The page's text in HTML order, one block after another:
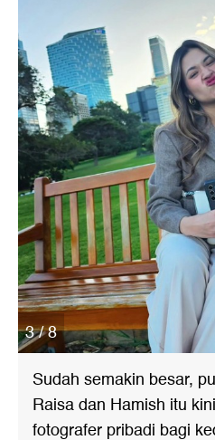
3 / 8
Sudah semakin besar,
Raisa dan Hamish itu
fotografer pribadi bagi